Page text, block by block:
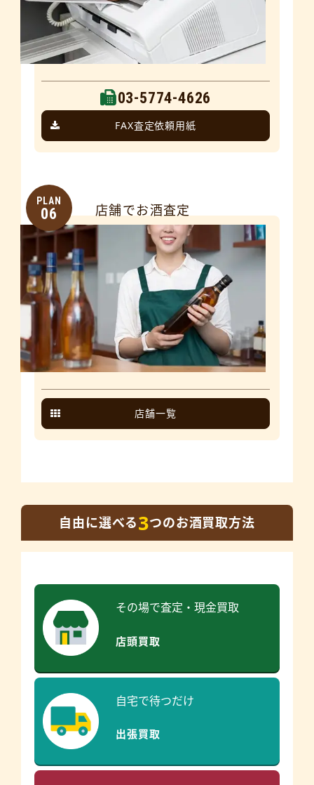
03-5774-4626
FAX査定依頼用紙
PLAN
06 店舗でお酒査定
店舗一覧
自由に選べる3つのお酒買取方法
その場で査定・現金買取
店頭買取
自宅で待つだけ
出張買取